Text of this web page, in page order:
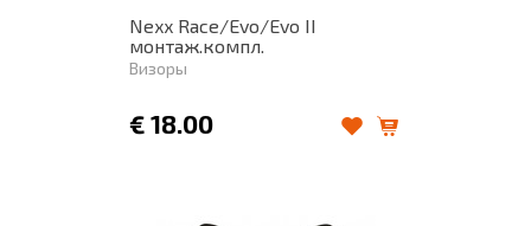
Nexx Race/Evo/Evo II
монтаж.компл.
Визоры
€ 18.00